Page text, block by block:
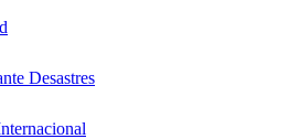
Desastres